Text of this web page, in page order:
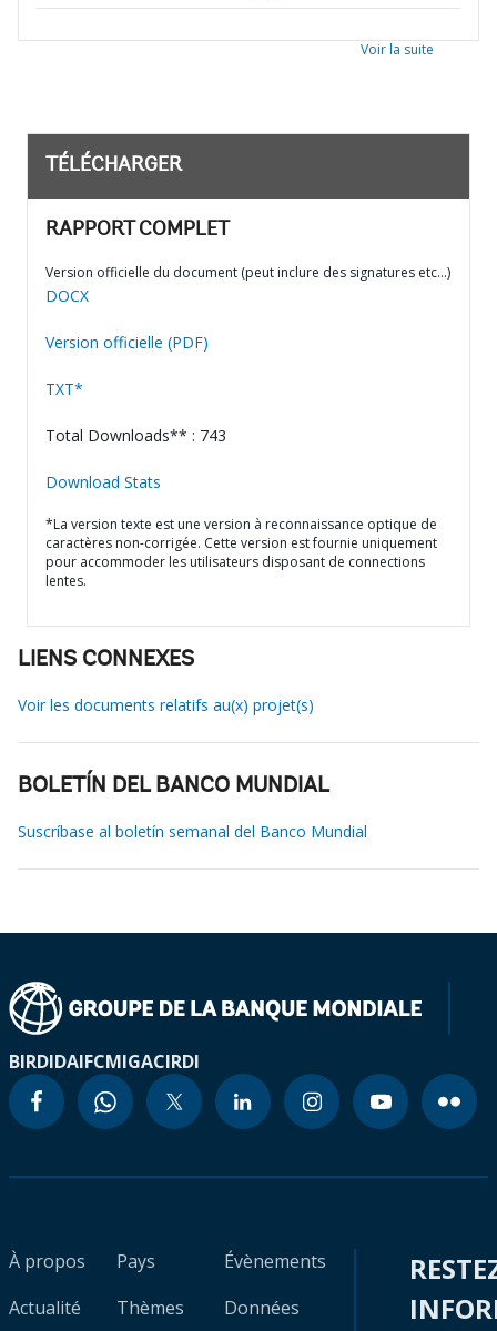
Voir la suite
TÉLÉCHARGER
RAPPORT COMPLET
Version officielle du document (peut inclure des signatures etc…)
DOCX
Version officielle (PDF)
TXT*
Total Downloads** : 743
Download Stats
*La version texte est une version à reconnaissance optique de
caractères non-corrigée. Cette version est fournie uniquement
pour accommoder les utilisateurs disposant de connections
lentes.
LIENS CONNEXES
Voir les documents relatifs au(x) projet(s)
BOLETÍN DEL BANCO MUNDIAL
Suscríbase al boletín semanal del Banco Mundial
BIRDIDAIFCMIGACIRDI
À propos
Actualité
Pays
Thèmes
Évènements
Données